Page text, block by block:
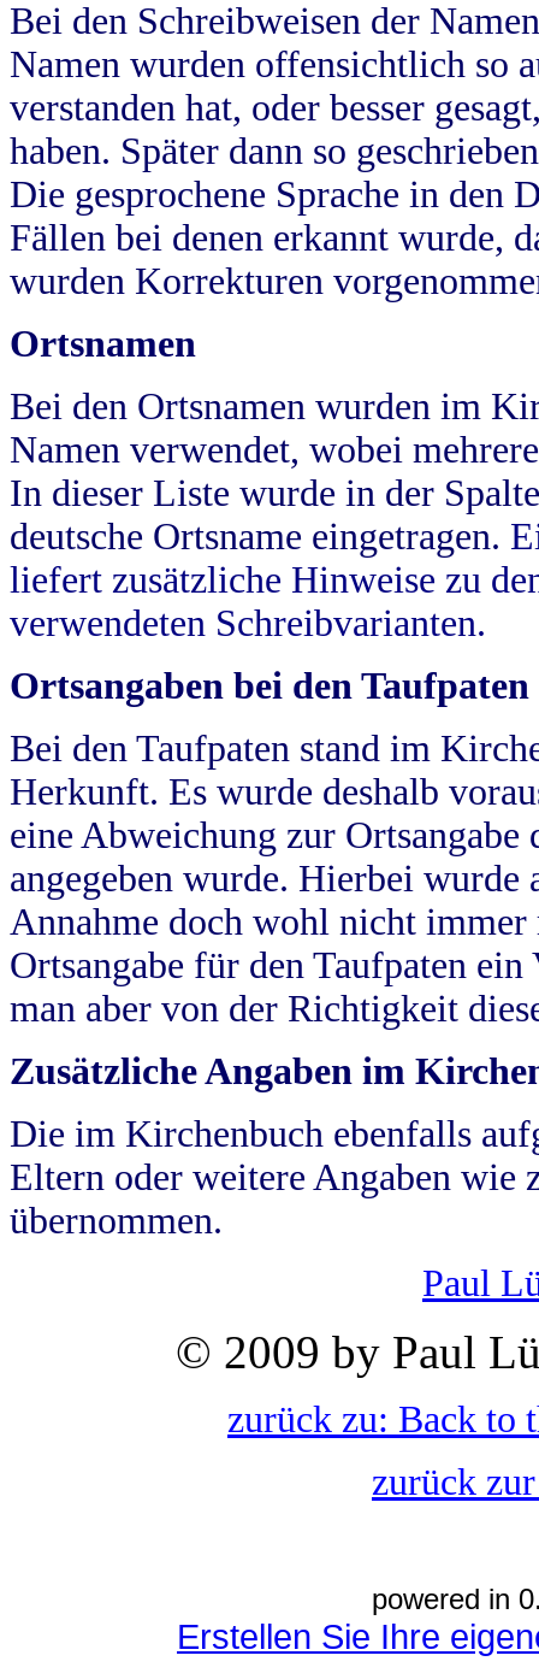
Bei den Schreibweisen der
Namen wurden offensichtlich so
verstanden hat, oder besser
haben. Später dann so
Die gesprochene Sprache in
Fällen bei denen erkannt wurde,
wurden Korrekturen
Ortsnamen
Bei den Ortsnamen wurden im
Namen verwendet, wobei
In dieser Liste wurde in der
deutsche Ortsname eingetragen.
liefert zusätzliche Hinweise zu
verwendeten Schreibvarianten.
Ortsangaben bei den Taufpaten
Bei den Taufpaten stand im
Herkunft. Es wurde deshalb
eine Abweichung zur
angegeben wurde. Hierbei wurde
Annahme doch wohl nicht
Ortsangabe für den Taufpaten
man aber von der Richtigkeit
Zusätzliche Angaben im
Die im Kirchenbuch ebenfalls
Eltern oder weitere Angaben wie
übernommen.
Paul
© 2009 by Paul
zurück zu: Back to
zurück
powered in
Erstellen Sie Ihre